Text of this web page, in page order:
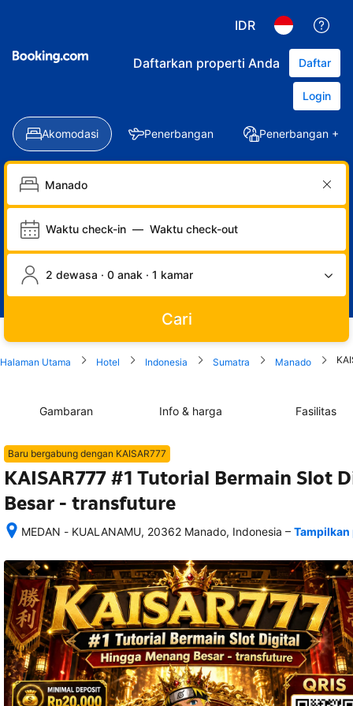
IDR
Daftarkan properti Anda Daftar
Login
Akomodasi Penerbangan Penerbangan +
Waktu check-in — Waktu check-out
2 dewasa · 0 anak · 1 kamar
Cari
Halaman Utama Hotel Indonesia Sumatra Manado
Gambaran Info & harga Fasilitas
Baru bergabung dengan KAISAR777
KAISAR777 #1 Tutorial Bermain Slot
Besar - transfuture
MEDAN - KUALANAMU, 20362 Manado, Indonesia
memesan,
semua
rincian
akomodasi
termasuk
nomor
telepon
dan
alamat
– Tampilkan